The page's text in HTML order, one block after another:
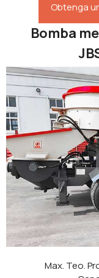
Obtenga
Bomba
Max. Teo.